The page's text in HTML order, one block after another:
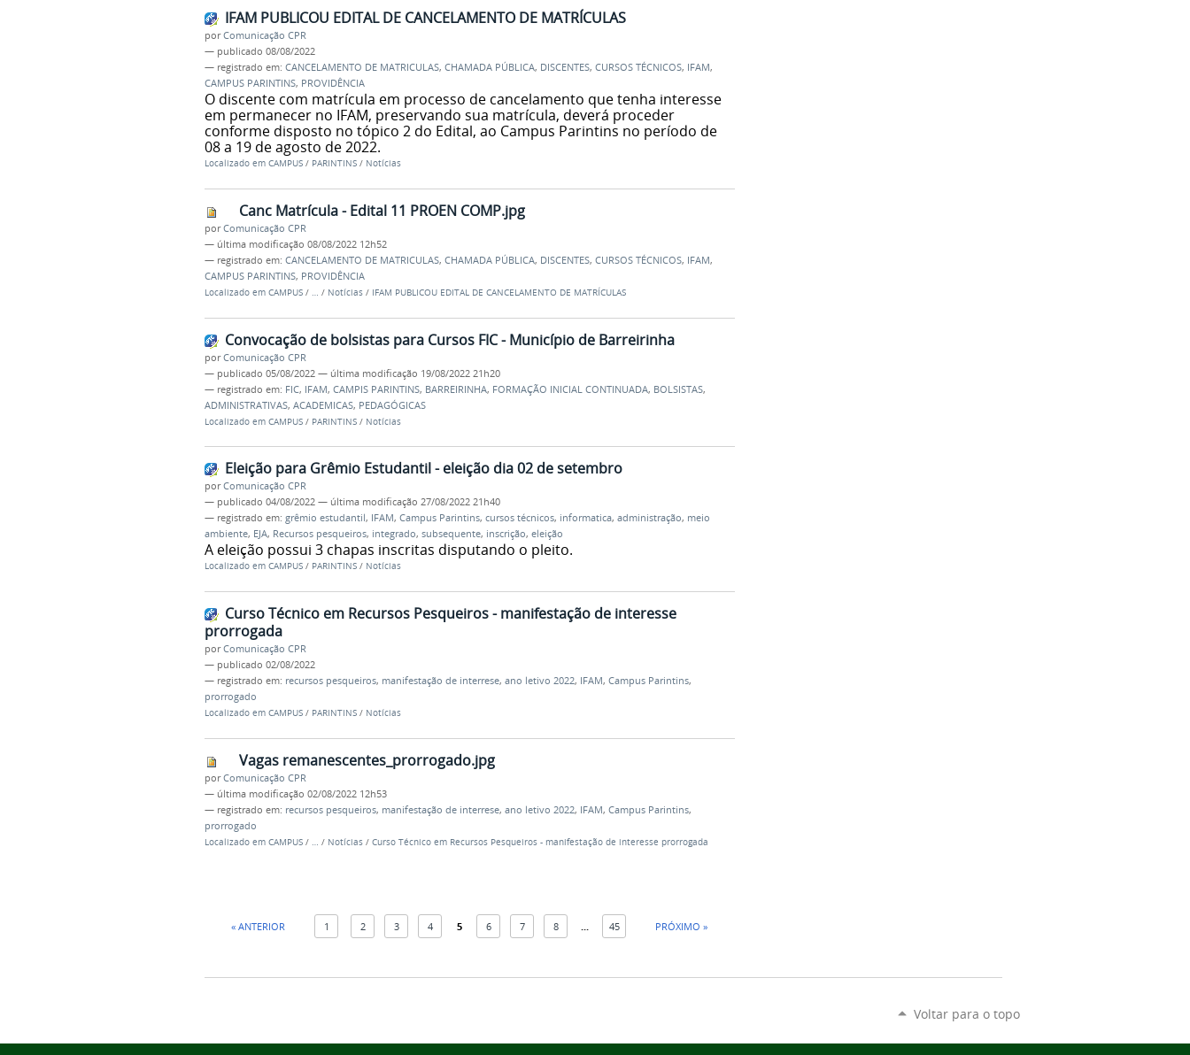
IFAM PUBLICOU EDITAL DE CANCELAMENTO DE MATRÍCULAS
porComunicação CPR
— publicado 08/08/2022
— registrado em: CANCELAMENTO DE MATRICULAS, CHAMADA PÚBLICA, DISCENTES, CURSOS TÉCNICOS, IFAM,
CAMPUS PARINTINS, PROVIDÊNCIA
O discente com matrícula em processo de cancelamento que tenha interesse
em permanecer no IFAM, preservando sua matrícula, deverá proceder
conforme disposto no tópico 2 do Edital, ao Campus Parintins no período de
08 a 19 de agosto de 2022.
Localizado em CAMPUS / PARINTINS / Notícias
Canc Matrícula - Edital 11 PROEN COMP.jpg
porComunicação CPR
— última modificação 08/08/2022 12h52
— registrado em: CANCELAMENTO DE MATRICULAS, CHAMADA PÚBLICA, DISCENTES, CURSOS TÉCNICOS, IFAM,
CAMPUS PARINTINS, PROVIDÊNCIA
Localizado em CAMPUS / … / Notícias / IFAM PUBLICOU EDITAL DE CANCELAMENTO DE MATRÍCULAS
Convocação de bolsistas para Cursos FIC - Município de Barreirinha
porComunicação CPR
— publicado 05/08/2022 — última modificação 19/08/2022 21h20
— registrado em: FIC, IFAM, CAMPIS PARINTINS, BARREIRINHA, FORMAÇÃO INICIAL CONTINUADA, BOLSISTAS,
ADMINISTRATIVAS, ACADEMICAS, PEDAGÓGICAS
Localizado em CAMPUS / PARINTINS / Notícias
Eleição para Grêmio Estudantil - eleição dia 02 de setembro
porComunicação CPR
— publicado 04/08/2022 — última modificação 27/08/2022 21h40
— registrado em: grêmio estudantil, IFAM, Campus Parintins, cursos técnicos, informatica, administração, meio
ambiente, EJA, Recursos pesqueiros, integrado, subsequente, inscrição, eleição
A eleição possui 3 chapas inscritas disputando o pleito.
Localizado em CAMPUS / PARINTINS / Notícias
Curso Técnico em Recursos Pesqueiros - manifestação de interesse
prorrogada
porComunicação CPR
— publicado 02/08/2022
— registrado em: recursos pesqueiros, manifestação de interrese, ano letivo 2022, IFAM, Campus Parintins,
prorrogado
Localizado em CAMPUS / PARINTINS / Notícias
Vagas remanescentes_prorrogado.jpg
porComunicação CPR
— última modificação 02/08/2022 12h53
— registrado em: recursos pesqueiros, manifestação de interrese, ano letivo 2022, IFAM, Campus Parintins,
prorrogado
Localizado em CAMPUS / … / Notícias / Curso Técnico em Recursos Pesqueiros - manifestação de interesse prorrogada
« ANTERIOR 1 2 3 4 5 6 7 8 45 PRÓXIMO »
Voltar para o topo